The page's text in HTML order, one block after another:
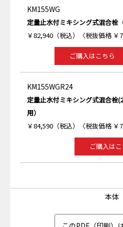
KM155WG
定量止水付ミキシング式混合栓
￥82,940（税込）〈税抜価格 ￥
ご購入はこちら
KM155WGR24
定量止水付ミキシング式混合栓
用）
￥84,590（税込）〈税抜価格 ￥
ご購入は
本体